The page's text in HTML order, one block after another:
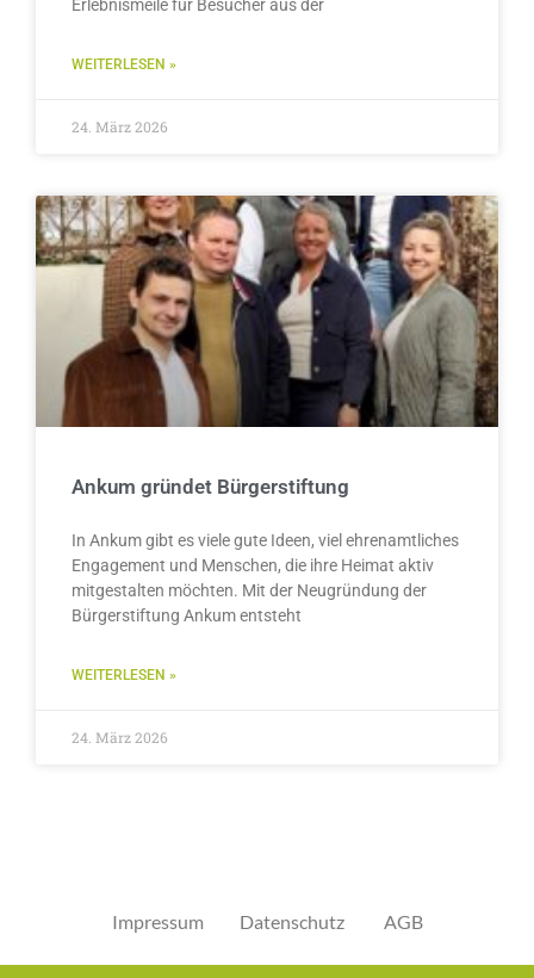
Erlebnismeile für Besucher aus der
WEITERLESEN »
24. März 2026
Ankum gründet Bürgerstiftung
In Ankum gibt es viele gute Ideen, viel ehrenamtliches
Engagement und Menschen, die ihre Heimat aktiv
mitgestalten möchten. Mit der Neugründung der
Bürgerstiftung Ankum entsteht
WEITERLESEN »
24. März 2026
Impressum Datenschutz AGB